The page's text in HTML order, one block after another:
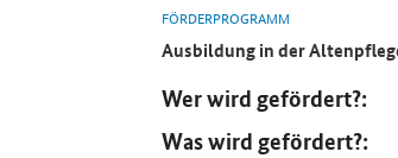
FÖRDERPROGRAMM
Ausbildung in der
Wer wird gefördert?:
Was wird gefördert?: